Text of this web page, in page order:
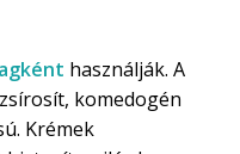
használják. A
komedogén
Krémek